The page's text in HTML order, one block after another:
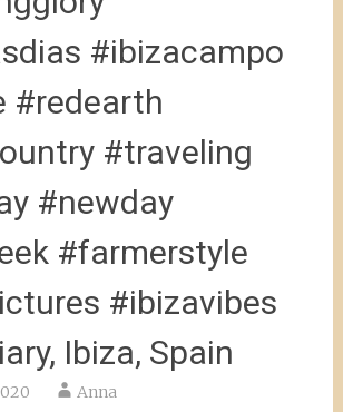
#ibizacampo
#redearth
#traveling
#newday
#farmerstyle
#ibizavibes
Ibiza, Spain
Anna